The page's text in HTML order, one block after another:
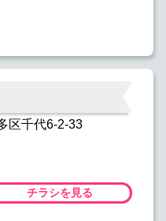
区千代6-2-33
チラシを見る